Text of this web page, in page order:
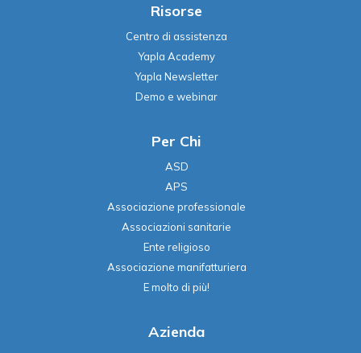
Risorse
Centro di assistenza
Yapla Academy
Yapla Newsletter
Demo e webinar
Per Chi
ASD
APS
Associazione professionale
Associazioni sanitarie
Ente religioso
Associazione manifatturiera
E molto di più!
Azienda